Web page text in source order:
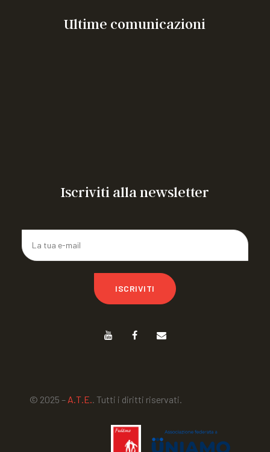
Ultime comunicazioni
Iscriviti alla newsletter
ISCRIVITI
© 2025 – A.T.E.. Tutti i diritti riservati.